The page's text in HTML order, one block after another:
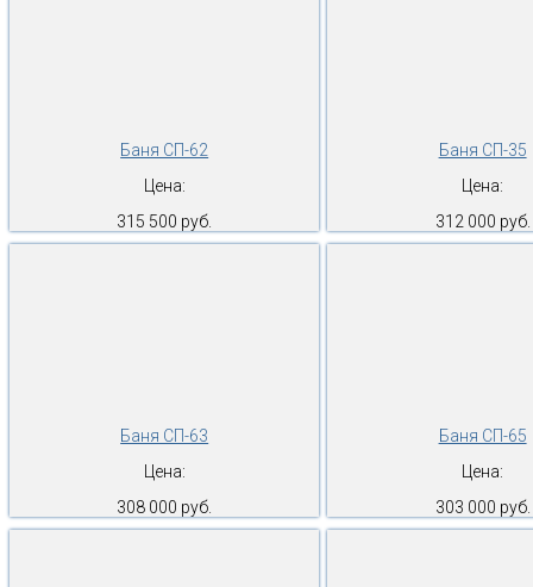
Баня СП-62
Цена:
315 500 руб.
Баня СП-35
Цена:
312 000 руб.
Баня СП-63
Цена:
308 000 руб.
Баня СП-65
Цена:
303 000 руб.